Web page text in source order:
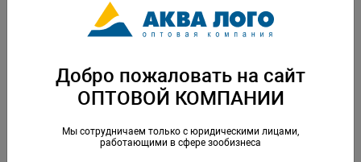
Артикул: SCH-1236Добро пожаловать на сайт
ОПТОВОЙ КОМПАНИИ
Мы сотрудничаем только с юридическими лицами,
работающими в сфере зообизнеса